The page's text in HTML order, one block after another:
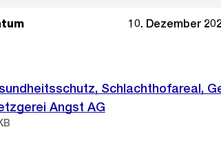
10. Dezember
Schlachthofareal,
Angst AG